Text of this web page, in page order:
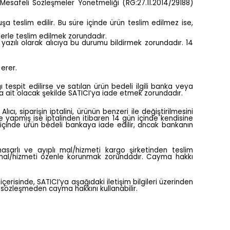
Sözleşmeler Yönetmeliği (RG:27.11.2014/29188)
teslim edilir. Bu süre içinde ürün teslim edilmez ise,
teslim edilmek zorundadır.
olarak alıcıya bu durumu bildirmek zorundadır. 14
tespit edilirse ve satılan ürün bedeli ilgili banka veya
ait olacak şekilde SATICI’ya iade etmek zorundadır.
siparişin iptalini, ürünün benzeri ile değiştirilmesini
ise iptalinden itibaren 14 gün içinde kendisine
ürün bedeli bankaya iade edilir, ancak bankanın
ve ayıplı mal/hizmeti kargo şirketinden teslim
hizmeti özenle korunmak zorundadır. Cayma hakkı
SATICI’ya aşağıdaki iletişim bilgileri üzerinden
cayma hakkını kullanabilir.